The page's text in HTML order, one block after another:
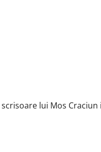
lui Mos